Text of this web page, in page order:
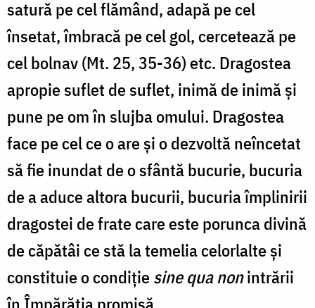
satură pe cel flămând, adapă pe cel
însetat, îmbracă pe cel gol, cercetează pe
cel bolnav (Mt. 25, 35-36) etc. Dragostea
apropie suflet de suflet, inimă de inimă și
pune pe om în slujba omului. Dragostea
face pe cel ce o are și o dezvoltă neîncetat
să fie inundat de o sfântă bucurie, bucuria
de a aduce altora bucurii, bucuria împlinirii
dragostei de frate care este porunca divină
de căpătâi ce stă la temelia celorlalte și
constituie o condițiesine qua nonintrării